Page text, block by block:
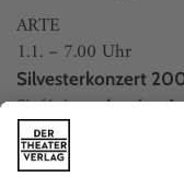
ARTE
1.1. – 7.00 Uhr
Silvesterkonzert
Sinfónica de la
Venezuelan Brass
Gustavo Dudamel.